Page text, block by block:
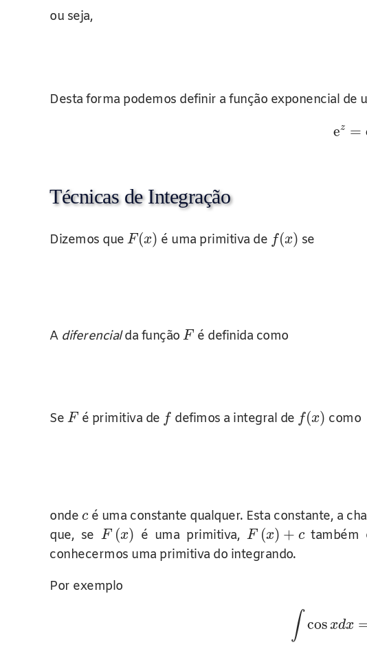
ou seja,
Desta forma podemos definir a função exponencial de
ez =
Técnicas de Integração
Dizemos que F(x) é uma primitiva de f(x) se
A diferencialda função F é definida como
Se F é primitiva de f defimos a integral de f(x) como
onde cé uma constante qualquer. Esta constante, a
que, se F (x) é uma primitiva,F (x) + ctambém
conhecermos uma primitiva do integrando.
Por exemplo
∫ cos xdx